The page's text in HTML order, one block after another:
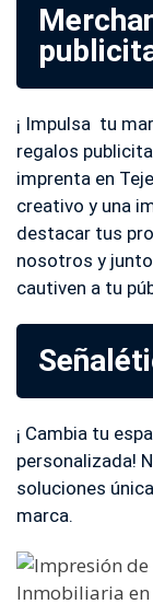
¡ Impulsa tu
regalos
imprenta en
creativo y una
destacar tus
nosotros y
cautiven a tu
¡ Cambia tu
personalizada!
soluciones
marca.